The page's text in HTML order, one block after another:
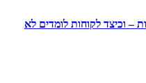
שיטות – וכיצד לקוחות לומדים לא